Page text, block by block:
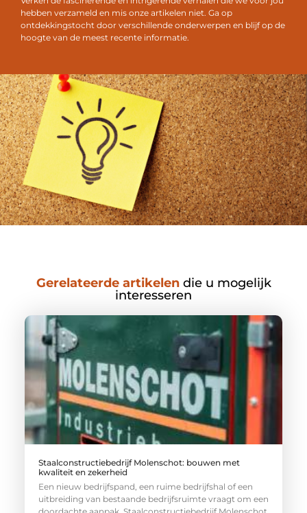
hebben verzameld en mis onze artikelen niet. Ga op
ontdekkingstocht door verschillende onderwerpen en blijf op de
hoogte van de meest recente informatie.
Gerelateerde artikelendie u mogelijk
interesseren
Staalconstructiebedrijf Molenschot: bouwen met
kwaliteit en zekerheid
Een nieuw bedrijfspand, een ruime bedrijfshal of een
uitbreiding van bestaande bedrijfsruimte vraagt om een